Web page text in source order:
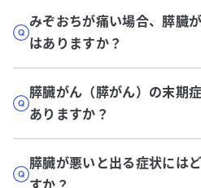
みぞおちが痛い場合、膵臓
はありますか？
膵臓がん（膵がん）の末期
ありますか？
膵臓が悪いと出る症状には
すか？